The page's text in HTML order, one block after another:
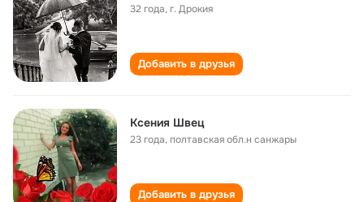
32 года,г. Дрокия
Добавить в друзья
Ксения Швец
23 года,полтавская обл.н санжары
Добавить в друзья